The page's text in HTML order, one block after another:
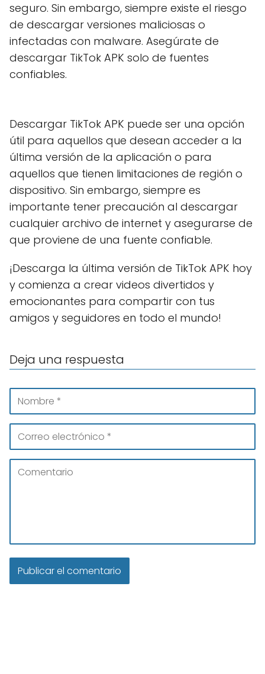
seguro. Sin embargo, siempre existe el riesgo
de descargar versiones maliciosas o
infectadas con malware. Asegúrate de
descargar TikTok APK solo de fuentes
confiables.
Descargar TikTok APK puede ser una opción
útil para aquellos que desean acceder a la
última versión de la aplicación o para
aquellos que tienen limitaciones de región o
dispositivo. Sin embargo, siempre es
importante tener precaución al descargar
cualquier archivo de internet y asegurarse de
que proviene de una fuente confiable.
¡Descarga la última versión de TikTok APK hoy
y comienza a crear videos divertidos y
emocionantes para compartir con tus
amigos y seguidores en todo el mundo!
Deja una respuesta